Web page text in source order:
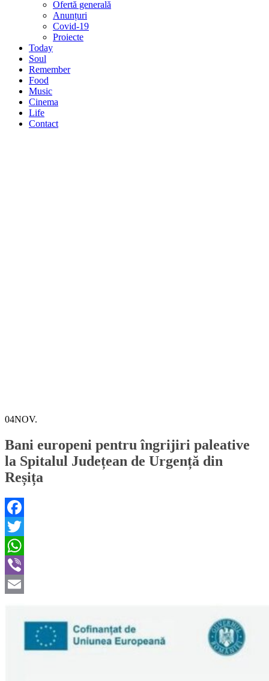
Ofertă generală
Anunțuri
Covid-19
Proiecte
Today
Soul
Remember
Food
Music
Cinema
Life
Contact
04NOV.
Bani europeni pentru îngrijiri paleative
la Spitalul Județean de Urgență din
Reșița
Facebook
Twitter
WhatsApp
Viber